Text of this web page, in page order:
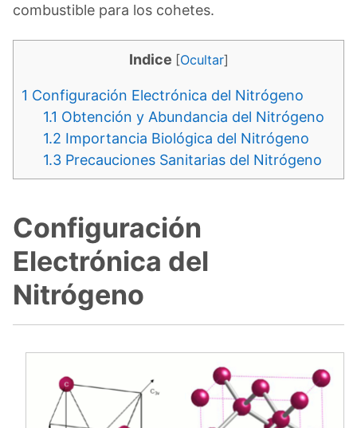
combustible para los cohetes.
Indice [Ocultar]
1 Configuración Electrónica del Nitrógeno
1.1 Obtención y Abundancia del Nitrógeno
1.2 Importancia Biológica del Nitrógeno
1.3 Precauciones Sanitarias del Nitrógeno
Configuración
Electrónica del
Nitrógeno